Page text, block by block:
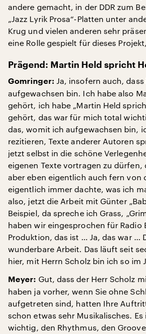
andere gemacht, in der DDR zum
„Jazz Lyrik Prosa“-Platten unter
Krug und vielen anderen sehr
eine Rolle gespielt für dieses
Prägend: Martin Held spricht
Gomringer: Ja, insofern auch,
aufgewachsen bin. Ich habe also
gehört, ich habe „Martin Held
gehört, das war für mich total
das, womit ich aufgewachsen bin,
rezitieren, Texte anderer Autoren
jetzt selbst in die schöne
eigenen Texte vortragen zu dürfen,
aber eben eigentlich auch fern von
eigentlich immer dachte, was ich
also, jetzt die Arbeit mit Günter
Beispiel, da spreche ich Grass,
haben wir eingesprochen für Radio
Produktion, das ist … Ja, das war …
wunderbare Arbeit. Das läuft seit
hier, mit Herrn Scholz bin ich so im
Meyer: Gut, dass der Herr Scholz
haben ja vorher, wenn Sie ohne
aufgetreten sind, hatten Ihre
schon etwas sehr Musikalisches.
wichtig, den Rhythmus, den